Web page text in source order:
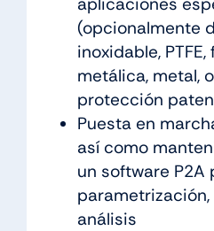
(opcionalmente
inoxidable,
metálica, metal,
protección
Puesta en
así como
un software P2A
análisis